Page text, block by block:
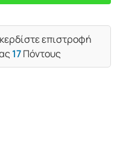
επιστροφή
17Πόντους